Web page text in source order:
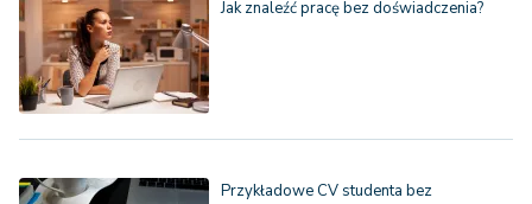
Jak znaleźć pracę bez doświadczenia?
Przykładowe CV studenta bez